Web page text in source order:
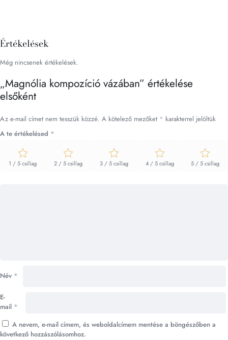
Értékelések
Még nincsenek értékelések.
„Magnólia kompozíció vázában” értékelése
elsőként
Az e-mail címet nem tesszük közzé. A kötelező mezőket * karakterrel jelöltük
A te értékelésed *
1 / 5 csillag 2 / 5 csillag 3 / 5 csillag 4 / 5 csillag 5 / 5 csillag
Név *
E-
mail *
A nevem, e-mail címem, és weboldalcímem mentése a böngészőben a
következő hozzászólásomhoz.